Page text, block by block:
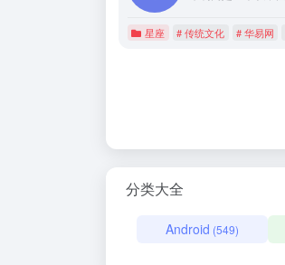
星座 # 传统文化 # 华易网
分类大全
Android (549)